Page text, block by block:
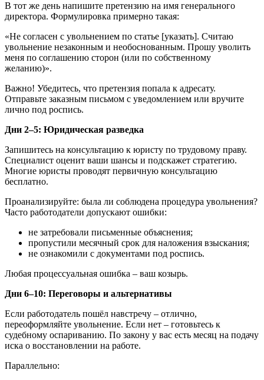
В тот же день напишите претензию на имя генерального
директора. Формулировка примерно такая:
«Не согласен с увольнением по статье [указать]. Считаю
увольнение незаконным и необоснованным. Прошу уволить
меня по соглашению сторон (или по собственному
желанию)».
Важно! Убедитесь, что претензия попала к адресату.
Отправьте заказным письмом с уведомлением или вручите
лично под роспись.
Дни 2–5: Юридическая разведка
Запишитесь на консультацию к юристу по трудовому праву.
Специалист оценит ваши шансы и подскажет стратегию.
Многие юристы проводят первичную консультацию
бесплатно.
Проанализируйте: была ли соблюдена процедура увольнения?
Часто работодатели допускают ошибки:
не затребовали письменные объяснения;
пропустили месячный срок для наложения взыскания;
не ознакомили с документами под роспись.
Любая процессуальная ошибка – ваш козырь.
Дни 6–10: Переговоры и альтернативы
Если работодатель пошёл навстречу – отлично,
переоформляйте увольнение. Если нет – готовьтесь к
судебному оспариванию. По закону у вас есть месяц на подачу
иска о восстановлении на работе.
Параллельно: